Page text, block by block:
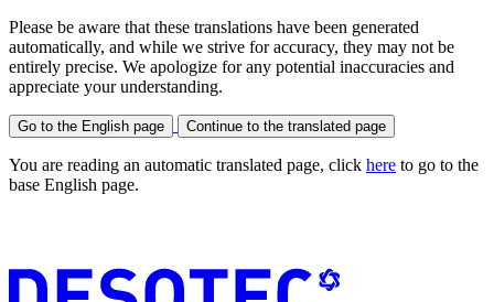
Please be aware that these translations have been generated
automatically, and while we strive for accuracy, they may not be
entirely precise. We apologize for any potential inaccuracies and
appreciate your understanding.
Go to the English page Continue to the translated page
You are reading an automatic translated page, click here to go to the
base English page.